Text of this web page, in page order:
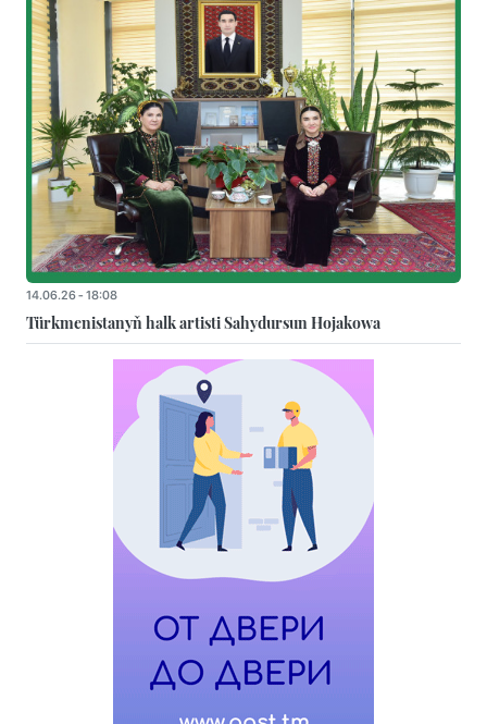
14.06.26 - 18:08
Türkmenistanyň halk artisti Sahydursun Hojakowa